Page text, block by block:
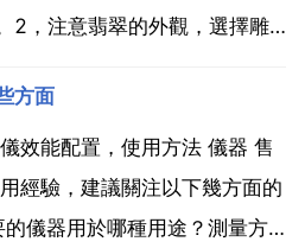
2，注意翡翠的外觀，選擇雕
分佈均勻，最好是滿色分
有紋裂等破壞性瑕疵。詢問
方面
效能配置，使用方法 儀器 售
經驗，建議關注以下幾方面的
儀器用於哪種用途？測量方